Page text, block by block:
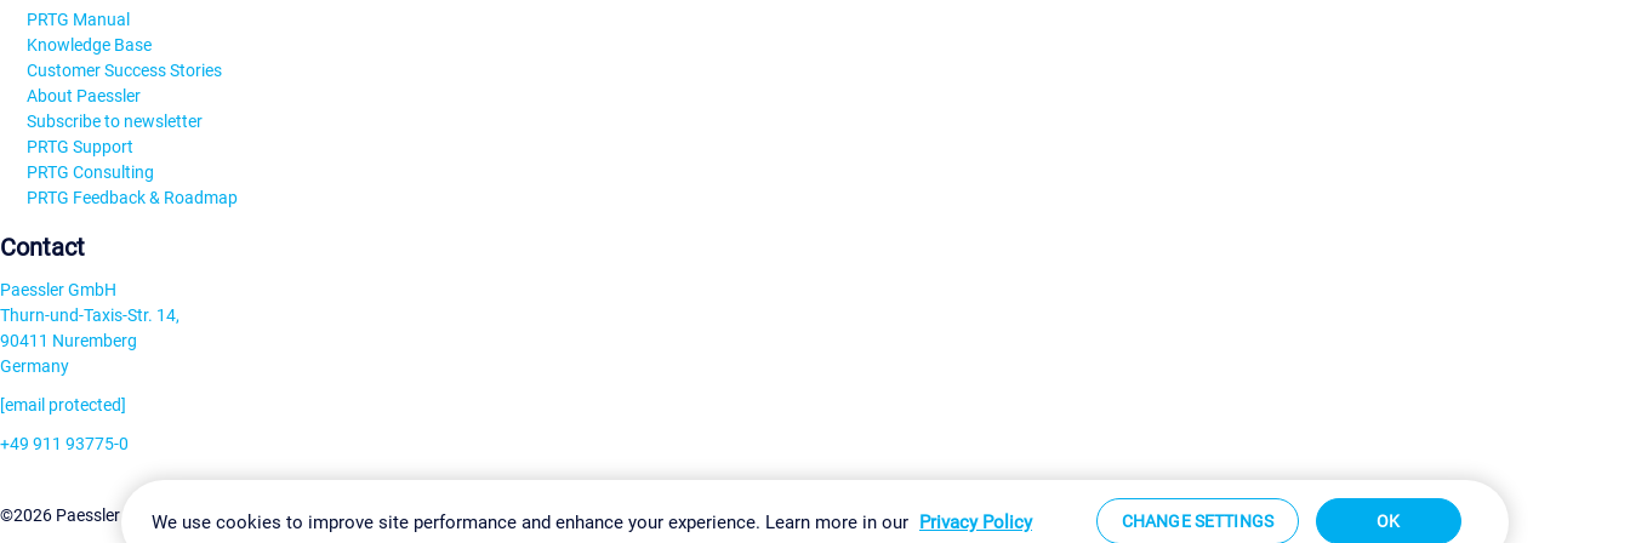
PRTG Manual
Knowledge Base
Customer Success Stories
About Paessler
Subscribe to newsletter
PRTG Support
PRTG Consulting
PRTG Feedback & Roadmap
Contact
Paessler GmbH
Thurn-und-Taxis-Str. 14,
90411 Nuremberg
Germany
[email protected]
+49 911 93775-0
©2026 Paessler GmbHTerms & ConditionsPrivacy Policy Change Settings Imprint Report Vulnerability Download & Install Sitemap
We use cookies to improve site performance and enhance your experience. Learn more in our Privacy Policy CHANGE SETTINGS OK